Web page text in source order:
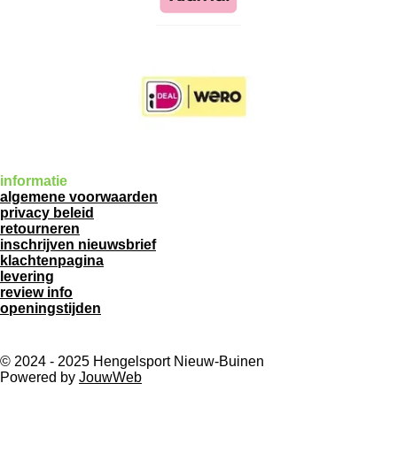
informatie
algemene voorwaarden
privacy beleid
retourneren
inschrijven nieuwsbrief
klachtenpagina
levering
review info
openingstijden
© 2024 - 2025 Hengelsport Nieuw-Buinen
Powered by JouwWeb